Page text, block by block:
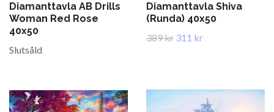
Diamanttavla AB Drills
Woman Red Rose
40x50
Slutsåld
Diamanttavla Shiva
(Runda) 40x50
389 kr 311 kr